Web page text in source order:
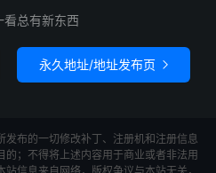
看总有新东西
永久地址/地址发布页 
发布的一切修改补丁、注册机和注册信息
；不得将上述内容用于商业或者非法用